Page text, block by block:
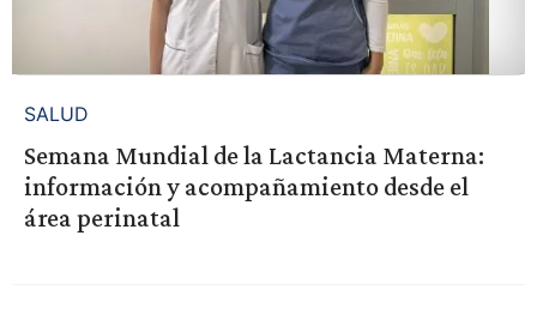
SALUD
Semana Mundial de la Lactancia Materna:
información y acompañamiento desde el
área perinatal